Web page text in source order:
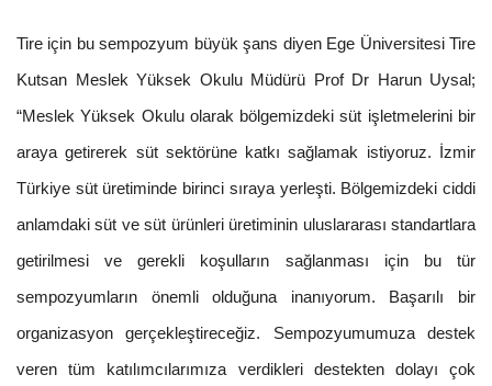
Tire için bu sempozyum büyük şans diyen Ege Üniversitesi Tire
Kutsan Meslek Yüksek Okulu Müdürü Prof Dr Harun Uysal;
“Meslek Yüksek Okulu olarak bölgemizdeki süt işletmelerini bir
araya getirerek süt sektörüne katkı sağlamak istiyoruz. İzmir
Türkiye süt üretiminde birinci sıraya yerleşti. Bölgemizdeki ciddi
anlamdaki süt ve süt ürünleri üretiminin uluslararası standartlara
getirilmesi ve gerekli koşulların sağlanması için bu tür
sempozyumların önemli olduğuna inanıyorum. Başarılı bir
organizasyon gerçekleştireceğiz. Sempozyumumuza destek
veren tüm katılımcılarımıza verdikleri destekten dolayı çok